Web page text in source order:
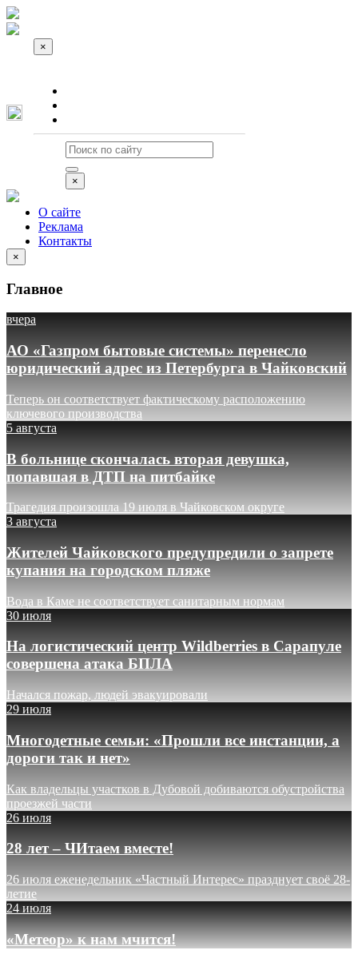
×
×
О сайте
Реклама
Контакты
×
Главное
вчера
АО «Газпром бытовые системы» перенесло
юридический адрес из Петербурга в Чайковский
Теперь он соответствует фактическому расположению
ключевого производства
5 августа
В больнице скончалась вторая девушка,
попавшая в ДТП на питбайке
Трагедия произошла 19 июля в Чайковском округе
3 августа
Жителей Чайковского предупредили о запрете
купания на городском пляже
Вода в Каме не соответствует санитарным нормам
30 июля
На логистический центр Wildberries в Сарапуле
совершена атака БПЛА
Начался пожар, людей эвакуировали
29 июля
Многодетные семьи: «Прошли все инстанции, а
дороги так и нет»
Как владельцы участков в Дубовой добиваются обустройства
проезжей части
26 июля
28 лет – ЧИтаем вместе!
26 июля еженедельник «Частный Интерес» празднует своё 28-
летие
24 июля
«Метеор» к нам мчится!